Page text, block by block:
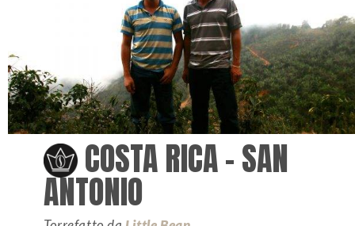
COSTA RICA – SAN
ANTONIO